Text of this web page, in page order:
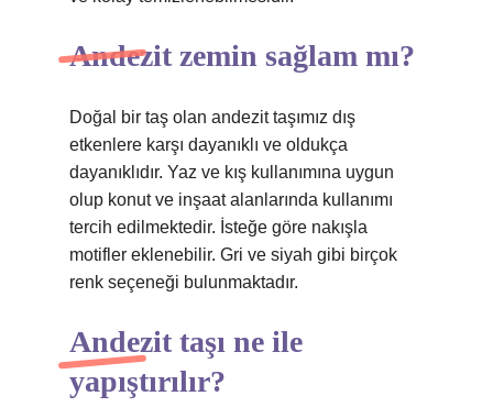
Andezit zemin sağlam mı?
Doğal bir taş olan andezit taşımız dış
etkenlere karşı dayanıklı ve oldukça
dayanıklıdır. Yaz ve kış kullanımına uygun
olup konut ve inşaat alanlarında kullanımı
tercih edilmektedir. İsteğe göre nakışla
motifler eklenebilir. Gri ve siyah gibi birçok
renk seçeneği bulunmaktadır.
Andezit taşı ne ile
yapıştırılır?